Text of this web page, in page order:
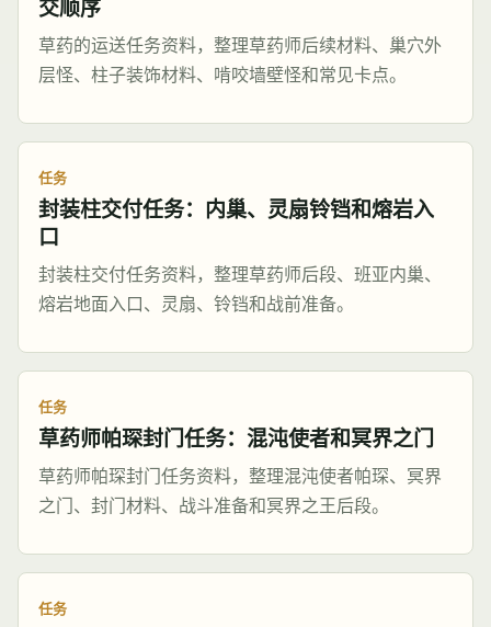
交顺序
草药的运送任务资料，整理草药师后续材料、巢穴外
层怪、柱子装饰材料、啃咬墙壁怪和常见卡点。
任务
封装柱交付任务：内巢、灵扇铃铛和熔岩入
口
封装柱交付任务资料，整理草药师后段、班亚内巢、
熔岩地面入口、灵扇、铃铛和战前准备。
任务
草药师帕琛封门任务：混沌使者和冥界之门
草药师帕琛封门任务资料，整理混沌使者帕琛、冥界
之门、封门材料、战斗准备和冥界之王后段。
任务